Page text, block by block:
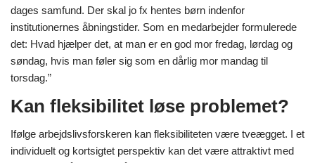
dages samfund. Der skal jo fx hentes børn indenfor
institutionernes åbningstider. Som en medarbejder formulerede
det: Hvad hjælper det, at man er en god mor fredag, lørdag og
søndag, hvis man føler sig som en dårlig mor mandag til
torsdag.”
Kan fleksibilitet løse problemet?
Ifølge arbejdslivsforskeren kan fleksibiliteten være tveægget. I et
individuelt og kortsigtet perspektiv kan det være attraktivt med